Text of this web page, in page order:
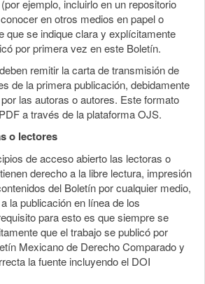
ejemplo, incluirlo en un repositorio
en otros medios en papel o
que se indique clara y explícitamente
por primera vez en este Boletín.
remitir la carta de transmisión de
de la primera publicación, debidamente
las autoras o autores. Este formato
a través de la plataforma OJS.
o lectores
de acceso abierto las lectoras o
derecho a la libre lectura, impresión
del Boletín por cualquier medio,
la publicación en línea de los
para esto es que siempre se
que el trabajo se publicó por
Mexicano de Derecho Comparado y
la fuente incluyendo el DOI